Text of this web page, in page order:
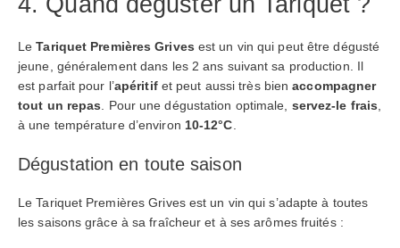
LeTariquet Premières Grives est un vin qui peut être dégusté
jeune, généralement dans les 2 ans suivant sa production. Il
est parfait pour l’apéritifet peut aussi très bienaccompagner
tout un repas. Pour une dégustation optimale, servez-le frais,
à une température d’environ 10-12°C.
Dégustation en toute saison
Le Tariquet Premières Grives est un vin qui s’adapte à toutes
les saisons grâce à sa fraîcheur et à ses arômes fruités :